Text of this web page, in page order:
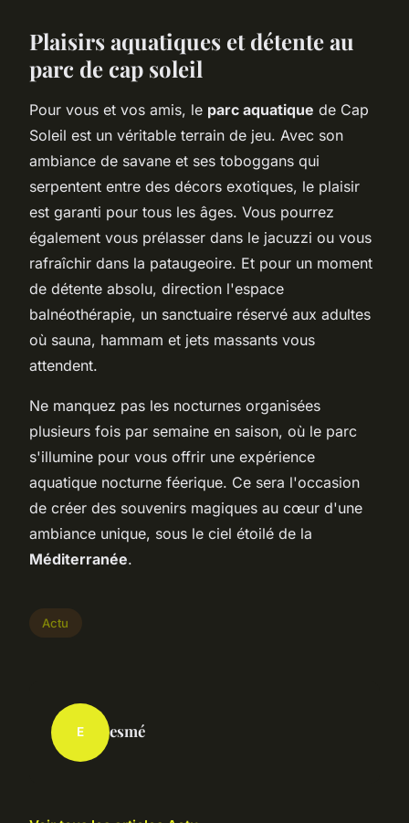
Plaisirs aquatiques et détente au
parc de cap soleil
Pour vous et vos amis, le parc aquatique de Cap
Soleil est un véritable terrain de jeu. Avec son
ambiance de savane et ses toboggans qui
serpentent entre des décors exotiques, le plaisir
est garanti pour tous les âges. Vous pourrez
également vous prélasser dans le jacuzzi ou vous
rafraîchir dans la pataugeoire. Et pour un moment
de détente absolu, direction l'espace
balnéothérapie, un sanctuaire réservé aux adultes
où sauna, hammam et jets massants vous
attendent.
Ne manquez pas les nocturnes organisées
plusieurs fois par semaine en saison, où le parc
s'illumine pour vous offrir une expérience
aquatique nocturne féerique. Ce sera l'occasion
de créer des souvenirs magiques au cœur d'une
ambiance unique, sous le ciel étoilé de la
Méditerranée.
Actu
E esmé